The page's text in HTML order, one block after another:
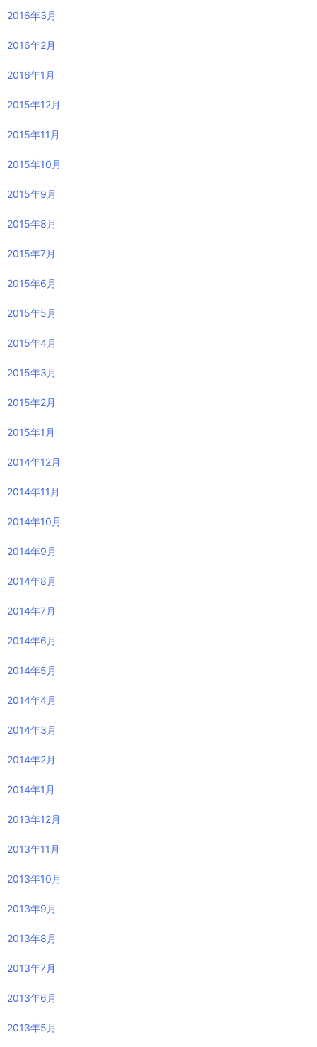
2016年3月
2016年2月
2016年1月
2015年12月
2015年11月
2015年10月
2015年9月
2015年8月
2015年7月
2015年6月
2015年5月
2015年4月
2015年3月
2015年2月
2015年1月
2014年12月
2014年11月
2014年10月
2014年9月
2014年8月
2014年7月
2014年6月
2014年5月
2014年4月
2014年3月
2014年2月
2014年1月
2013年12月
2013年11月
2013年10月
2013年9月
2013年8月
2013年7月
2013年6月
2013年5月